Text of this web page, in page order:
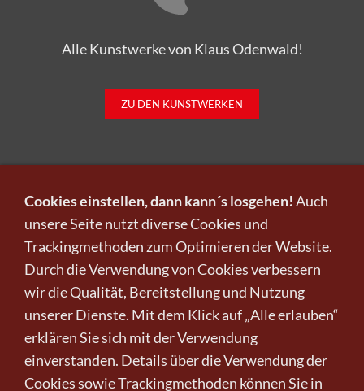
Infos zu Verkauf und Versand!
KUNST KAUFEN BEI CRELALA
Cookies einstellen, dann kann´s losgehen!Auch
unsere Seite nutzt diverse Cookies und
Trackingmethoden zum Optimieren der Website.
Durch die Verwendung von Cookies verbessern
wir die Qualität, Bereitstellung und Nutzung
unserer Dienste. Mit dem Klick auf „Alle erlauben“
erklären Sie sich mit der Verwendung
einverstanden. Details über die Verwendung der
Cookies sowie Trackingmethoden können Sie in